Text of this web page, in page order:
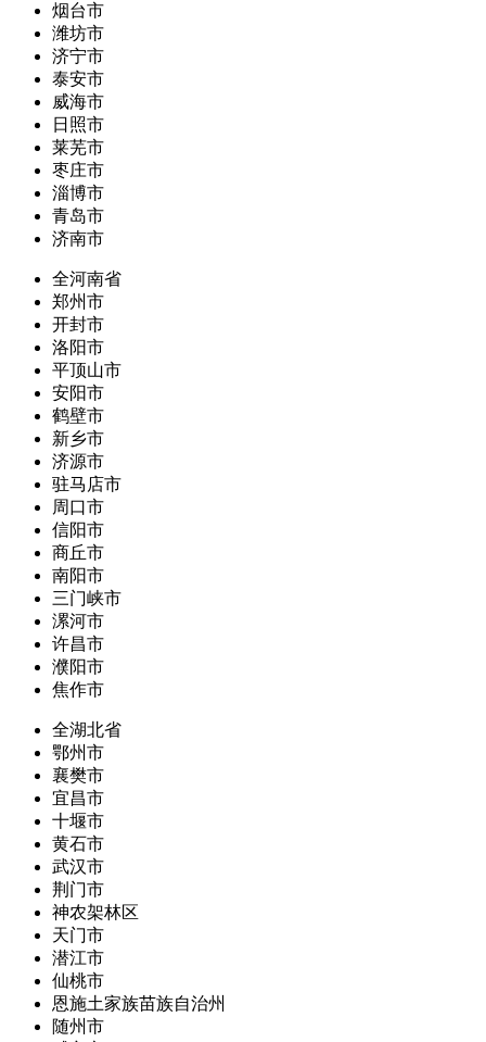
烟台市
潍坊市
济宁市
泰安市
威海市
日照市
莱芜市
枣庄市
淄博市
青岛市
济南市
全河南省
郑州市
开封市
洛阳市
平顶山市
安阳市
鹤壁市
新乡市
济源市
驻马店市
周口市
信阳市
商丘市
南阳市
三门峡市
漯河市
许昌市
濮阳市
焦作市
全湖北省
鄂州市
襄樊市
宜昌市
十堰市
黄石市
武汉市
荆门市
神农架林区
天门市
潜江市
仙桃市
恩施土家族苗族自治州
随州市